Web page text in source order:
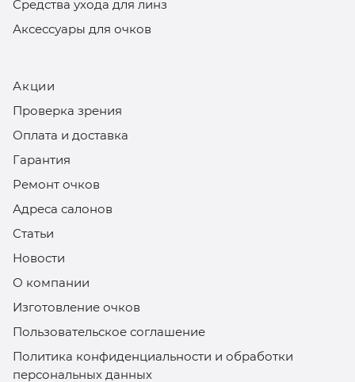
Средства ухода для линз
Аксессуары для очков
Акции
Проверка зрения
Оплата и доставка
Гарантия
Ремонт очков
Адреса салонов
Статьи
Новости
О компании
Изготовление очков
Пользовательское соглашение
Политика конфиденциальности и обработки
персональных данных